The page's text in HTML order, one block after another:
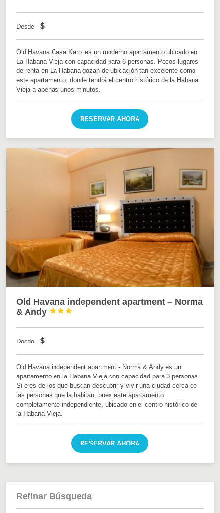
Refinar Búsqueda
Desde $
Old Havana Casa Karol es un moderno apartamento ubicado en
La Habana Vieja con capacidad para 6 personas. Pocos lugares
de renta en La Habana gozan de ubicación tan excelente como
este apartamento, donde tendrá el centro histórico de la Habana
Vieja a apenas unos minutos.
RESERVAR AHORA
Old Havana independent apartment – Norma
& Andy



Desde $
Old Havana independent apartment - Norma & Andy es un
apartamento en la Habana Vieja con capacidad para 3 personas.
Si eres de los que buscan descubrir y vivir una ciudad cerca de
las personas que la habitan, pues este apartamento
completamente independiente, ubicado en el centro histórico de
la Habana Vieja.
RESERVAR AHORA